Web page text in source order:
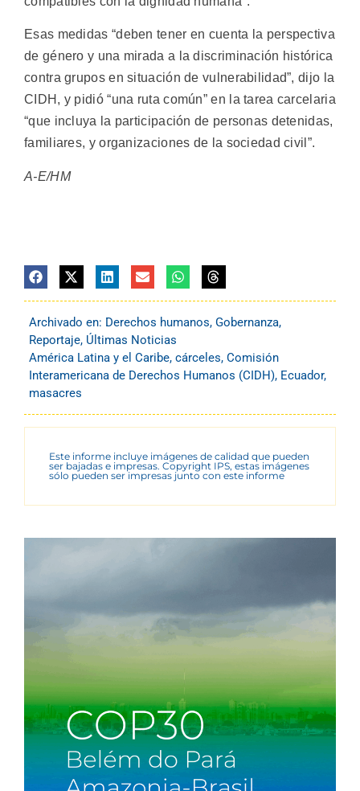
Esas medidas “deben tener en cuenta la perspectiva
de género y una mirada a la discriminación histórica
contra grupos en situación de vulnerabilidad”, dijo la
CIDH, y pidió “una ruta común” en la tarea carcelaria
“que incluya la participación de personas detenidas,
familiares, y organizaciones de la sociedad civil”.
A-E/HM
Archivado en: Derechos humanos, Gobernanza,
Reportaje, Últimas Noticias
América Latina y el Caribe, cárceles, Comisión
Interamericana de Derechos Humanos (CIDH), Ecuador,
masacres
Este informe incluye imágenes de calidad que pueden
ser bajadas e impresas. Copyright IPS, estas imágenes
sólo pueden ser impresas junto con este informe